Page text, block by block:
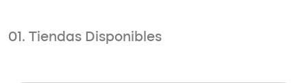
01. Tiendas Disponibles